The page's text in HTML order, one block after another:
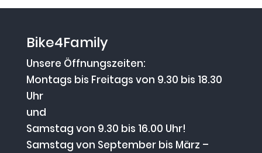
Bike4Family
Unsere Öffnungszeiten:
Montags bis Freitags von 9.30 bis 18.30
Uhr
und
Samstag von 9.30 bis 16.00 Uhr!
Samstag von September bis März –